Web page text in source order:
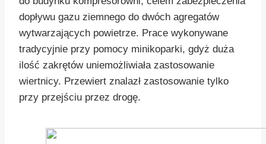
dopływu gazu ziemnego do dwóch agregatów
wytwarzających powietrze. Prace wykonywane
tradycyjnie przy pomocy minikoparki, gdyż duża
ilość zakrętów uniemożliwiała zastosowanie
wiertnicy. Przewiert znalazł zastosowanie tylko
przy przejściu przez drogę.